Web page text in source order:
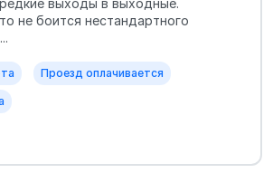
не боится нестандартного
Проезд оплачивается